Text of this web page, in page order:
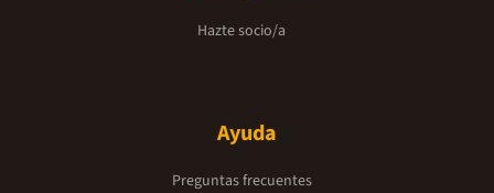
Hazte socio/a
Ayuda
Preguntas frecuentes